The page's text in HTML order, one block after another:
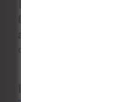
Corte Suprema ratifica
asesinos de tres
CrisGutie